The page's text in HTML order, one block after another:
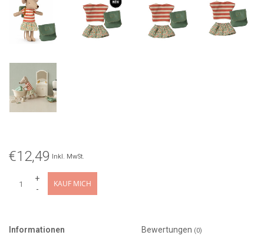
€12,49 Inkl. MwSt.
+
-
KAUF MICH
Informationen Bewertungen (0)